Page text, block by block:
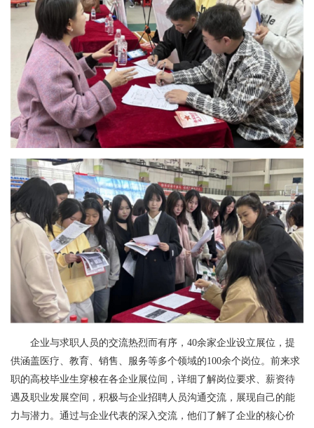
企业与求职人员的交流热烈而有序，40余家企业设立展位，提
供涵盖医疗、教育、销售、服务等多个领域的100余个岗位。前来求
职的高校毕业生穿梭在各企业展位间，详细了解岗位要求、薪资待
遇及职业发展空间，积极与企业招聘人员沟通交流，展现自己的能
力与潜力。通过与企业代表的深入交流，他们了解了企业的核心价